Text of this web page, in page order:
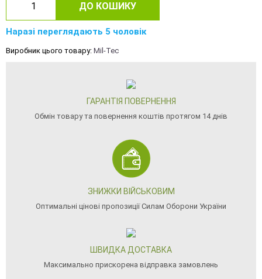
ДО КОШИКУ
Наразі переглядають 5 чоловік
Виробник цього товару: Mil-Tec
ГАРАНТІЯ ПОВЕРНЕННЯ
Обмін товару та повернення коштів протягом 14 днів
ЗНИЖКИ ВІЙСЬКОВИМ
Оптимальні цінові пропозиції Силам Оборони України
ШВИДКА ДОСТАВКА
Максимально прискорена відправка замовлень